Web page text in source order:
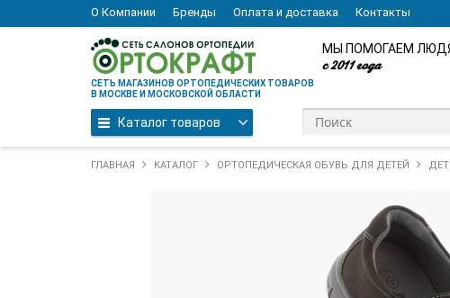
О Компании Бренды Оплата и доставка Контакты
СЕТЬ МАГАЗИНОВ ОРТОПЕДИЧЕСКИХ ТОВАРОВ
В МОСКВЕ И МОСКОВСКОЙ ОБЛАСТИ
Каталог товаров
МЫ ПОМОГАЕМ
с 2011 года
ГЛАВНАЯ КАТАЛОГ ОРТОПЕДИЧЕСКАЯ ОБУВЬ ДЛЯ ДЕТЕЙ